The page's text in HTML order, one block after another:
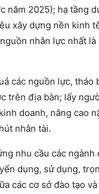
năm 2025); hạ tầng
xây dựng nền kinh
nhân lực nhất
các nguồn lực, tháo
trên địa bàn; lấy
doanh, nâng cao
nhân tài.
nhu cầu các ngành
dụng, sử dụng,
các cơ sở đào tạo